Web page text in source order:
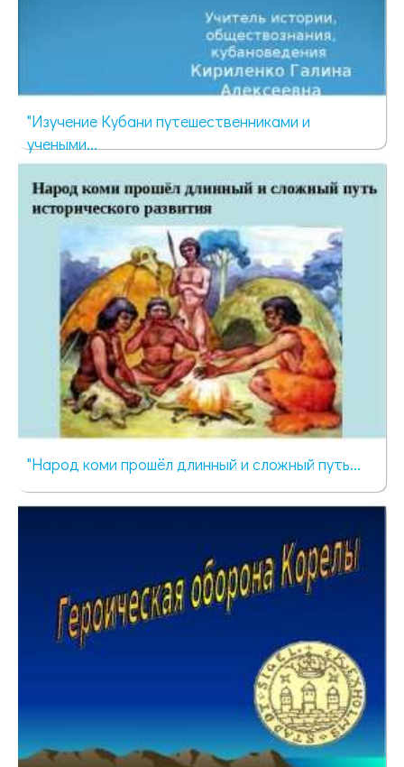
"Изучение Кубани путешественниками и
учеными...
"Народ коми прошёл длинный и сложный путь...